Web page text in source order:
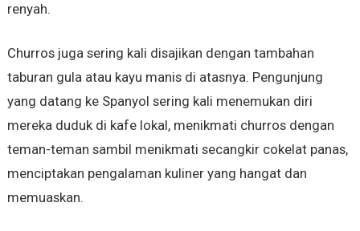
renyah.
Churros juga sering kali disajikan dengan tambahan
taburan gula atau kayu manis di atasnya. Pengunjung
yang datang ke Spanyol sering kali menemukan diri
mereka duduk di kafe lokal, menikmati churros dengan
teman-teman sambil menikmati secangkir cokelat panas,
menciptakan pengalaman kuliner yang hangat dan
memuaskan.